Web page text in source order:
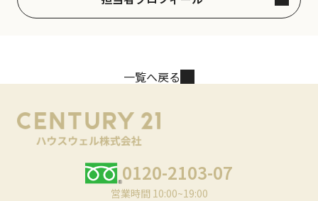
一覧へ戻る
0120-2103-07
営業時間 10:00~19:00